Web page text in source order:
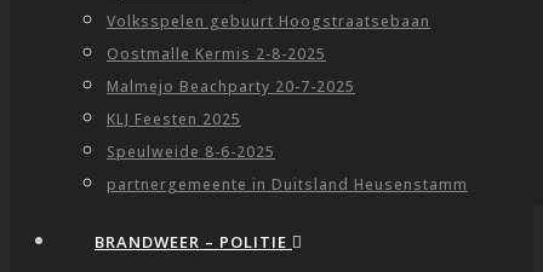
Volksspelen gebuurt Hoogstraatsebaan
Oostmalle Kermis 2-8-2025
Malmejo Beachparty 20-7-2025
KLJ Feesten 2025
Speulweide 8-6-2025
partnergemeente in Duitsland Heusenstamm
BRANDWEER – POLITIE